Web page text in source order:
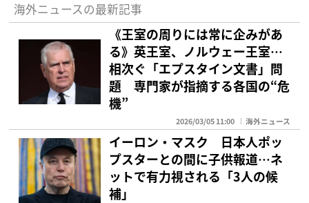
海外ニュースの最新記事
《王室の周りには常に企みがあ
る》英王室、ノルウェー王室…
相次ぐ「エプスタイン文書」問
題 専門家が指摘する各国の“危
機”
2026/03/05 11:00 海外ニュース
イーロン・マスク 日本人ポッ
プスターとの間に子供報道…ネ
ットで有力視される「3人の候
補」